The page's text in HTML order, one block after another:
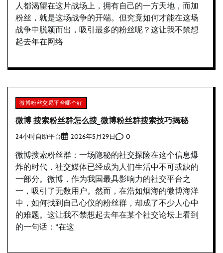
人都渴望在这片战场上，拥有自己的一方天地，而加
粉丝，就是这场战争的开端。但究竟如何才能在这场
战争中脱颖而出，吸引最多的粉丝呢？这让我不禁想
起去年在网络
微博粉丝交易平台哪个好
微博 搜索粉丝群怎么搜_微博粉丝群搜索技巧揭秘
24小时自助平台 2026年5月29日 0
微博搜索粉丝群：一场隐秘的社交探险在这个信息爆
炸的时代，社交媒体已经成为人们生活中不可或缺的
一部分。微博，作为我国最具影响力的社交平台之
一，吸引了无数用户。然而，在浩如烟海的微博海洋
中，如何找到自己心仪的粉丝群，却成了不少人心中
的难题。这让我不禁想起去年在某个社交论坛上看到
的一句话：“在这